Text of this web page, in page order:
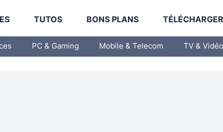
TUTOS BONS PLANS
PC & Gaming Mobile & Telecom TV & Vidéo